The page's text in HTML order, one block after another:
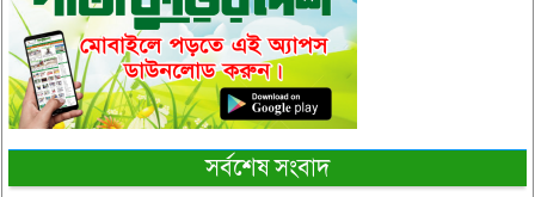
সর্বশেষ সংবাদ